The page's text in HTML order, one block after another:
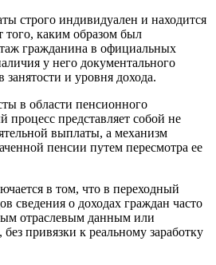
строго индивидуален и находится
того, каким образом был
гражданина в официальных
у него документального
и уровня дохода.
в области пенсионного
процесс представляет собой не
выплаты, а механизм
пенсии путем пересмотра ее
в том, что в переходный
сведения о доходах граждан часто
отраслевым данным или
привязки к реальному заработку